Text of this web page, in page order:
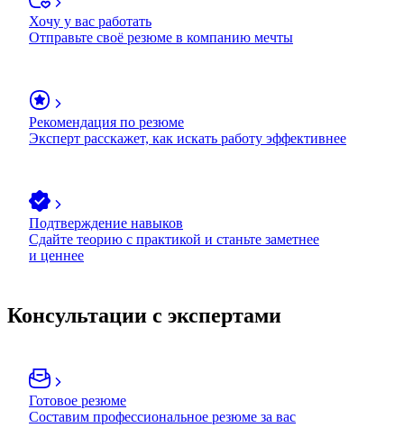
Хочу у вас работать
Отправьте своё резюме в компанию мечты
Рекомендация по резюме
Эксперт расскажет, как искать работу эффективнее
Подтверждение навыков
Сдайте теорию с практикой и станьте заметнее
и ценнее
Консультации с экспертами
Готовое резюме
Составим профессиональное резюме за вас